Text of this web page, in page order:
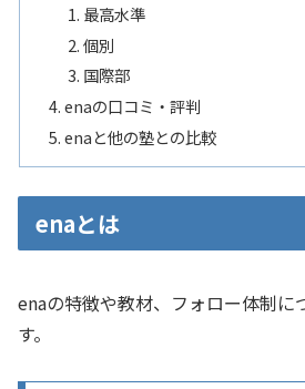
最高水準
個別
国際部
enaの口コミ・評判
enaと他の塾との比較
enaとは
enaの特徴や教材、フォロー体制に
す。